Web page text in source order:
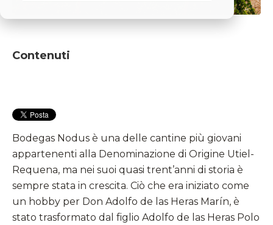
Contenuti
Bodegas Nodus è una delle cantine più giovani
appartenenti alla Denominazione di Origine Utiel-
Requena, ma nei suoi quasi trent’anni di storia è
sempre stata in crescita. Ciò che era iniziato come
un hobby per Don Adolfo de las Heras Marín, è
stato trasformato dal figlio Adolfo de las Heras Polo